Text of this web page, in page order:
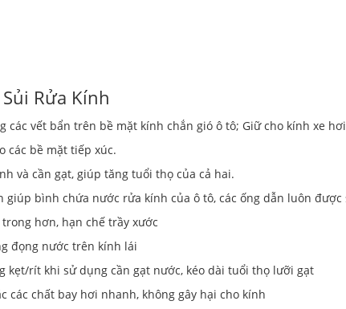
Rửa Kính
các vết bẩn trên bề mặt kính chắn gió ô tô; Giữ cho kính xe
các bề mặt tiếp xúc.
và cần gạt, giúp tăng tuổi thọ của cả hai.
giúp bình chứa nước rửa kính của ô tô, các ống dẫn luôn được
hơn, hạn chế trầy xước
đọng nước trên kính lái
kẹt/rít khi sử dụng cần gạt nước, kéo dài tuổi thọ lưỡi gạt
các chất bay hơi nhanh, không gây hại cho kính